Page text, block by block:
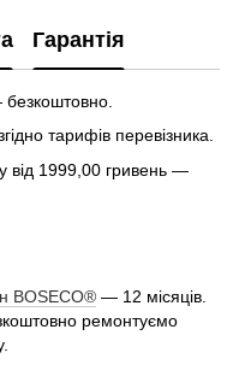
Гарантія
тарифів перевізника.
від 1999,00 гривень —
BOSECO® — 12 місяців.
ремонтуємо